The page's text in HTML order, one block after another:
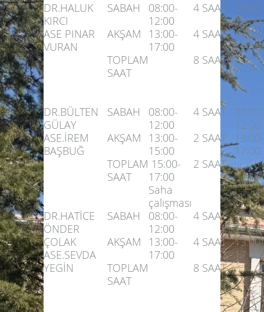
DR.HALUK
KIRCI
ASE PINAR
VURAN
SABAH
08:00-
12:00
4 SAAT
08:00-
12:00
AKŞAM
13:00-
17:00
4 SAAT 13:00-
17:00
TOPLAM
SAAT
8 SAAT
DR.BÜLTEN
GÜLAY
ASE.İREM
BAŞBUĞ
SABAH
08:00-
12:00
4 SAAT
08:00-
12:00
AKŞAM
13:00-
15:00
2 SAAT
13:00-
17:00
TOPLAM
SAAT
15:00-
17:00
Saha
çalışması
2 SAAT
DR.HATİCE
ÖNDER
ÇOLAK
ASE.SEVDA
YEGİN
SABAH
08:00-
12:00
4 SAAT 08:00-
12:00
AKŞAM
13:00-
17:00
4 SAAT 13:00-
17:00
TOPLAM
SAAT
8 SAAT